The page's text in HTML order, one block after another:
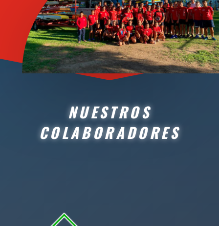
NUESTROS
COLABORADORES